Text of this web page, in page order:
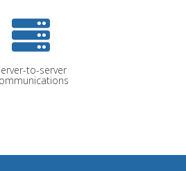
to-server